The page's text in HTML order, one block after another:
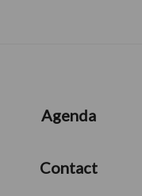
Agenda
Contact